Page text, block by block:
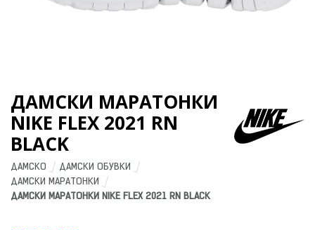
ДАМСКИ МАРАТОНКИ
NIKE FLEX 2021 RN
BLACK
ДАМСКО
ДАМСКИ ОБУВКИ
ДАМСКИ МАРАТОНКИ
ДАМСКИ МАРАТОНКИ NIKE FLEX 2021 RN BLACK